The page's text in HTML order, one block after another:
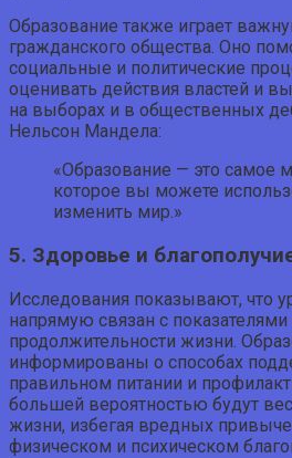
Образование также играет
гражданского общества. Оно
социальные и политические
оценивать действия властей и
на выборах и в общественных
Нельсон Мандела:
«Образование — это самое
которое вы можете
изменить мир.»
5. Здоровье и
Исследования показывают, что
напрямую связан с
продолжительности жизни.
информированы о способах
правильном питании и
большей вероятностью будут
жизни, избегая вредных
физическом и психическом